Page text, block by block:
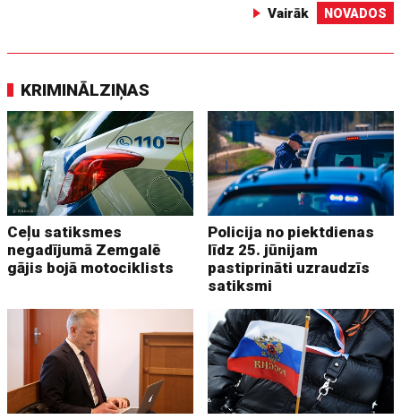
Vairāk NOVADOS
KRIMINĀLZIŅAS
Ceļu satiksmes
negadījumā Zemgalē
gājis bojā motociklists
Policija no piektdienas
līdz 25. jūnijam
pastiprināti uzraudzīs
satiksmi